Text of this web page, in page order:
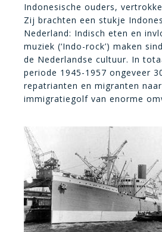
Indonesische ouders,
Zij brachten een stukje
Nederland: Indisch eten en
muziek (‘Indo-rock’) maken
de Nederlandse cultuur. In
periode 1945-1957 ongeveer
repatrianten en migranten
immigratiegolf van enorme